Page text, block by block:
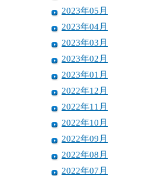
2023年05月
2023年04月
2023年03月
2023年02月
2023年01月
2022年12月
2022年11月
2022年10月
2022年09月
2022年08月
2022年07月